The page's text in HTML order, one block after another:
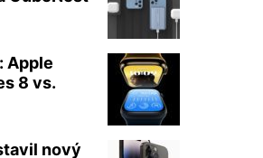
Apple
8 vs.
nový